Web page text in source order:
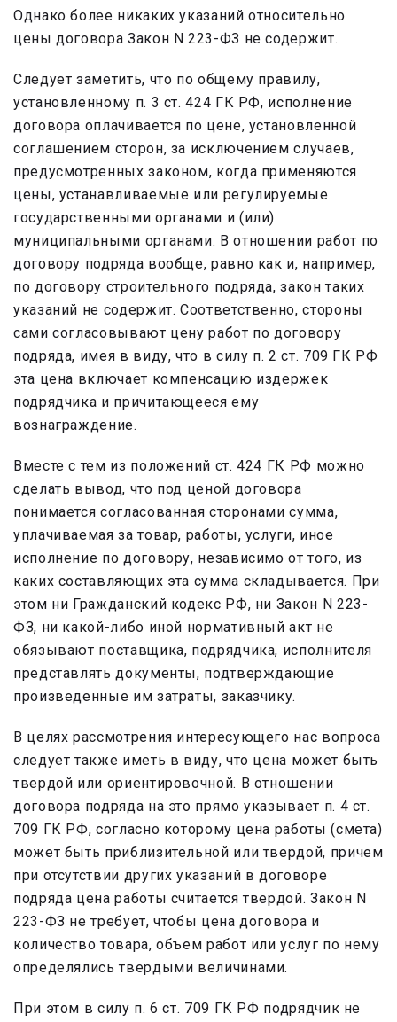
Однако более никаких указаний относительно
цены договора Закон N 223-ФЗ не содержит.
Следует заметить, что по общему правилу,
установленному п. 3 ст. 424 ГК РФ, исполнение
договора оплачивается по цене, установленной
соглашением сторон, за исключением случаев,
предусмотренных законом, когда применяются
цены, устанавливаемые или регулируемые
государственными органами и (или)
муниципальными органами. В отношении работ по
договору подряда вообще, равно как и, например,
по договору строительного подряда, закон таких
указаний не содержит. Соответственно, стороны
сами согласовывают цену работ по договору
подряда, имея в виду, что в силу п. 2 ст. 709 ГК РФ
эта цена включает компенсацию издержек
подрядчика и причитающееся ему
вознаграждение.
Вместе с тем из положений ст. 424 ГК РФ можно
сделать вывод, что под ценой договора
понимается согласованная сторонами сумма,
уплачиваемая за товар, работы, услуги, иное
исполнение по договору, независимо от того, из
каких составляющих эта сумма складывается. При
этом ни Гражданский кодекс РФ, ни Закон N 223-
ФЗ, ни какой-либо иной нормативный акт не
обязывают поставщика, подрядчика, исполнителя
представлять документы, подтверждающие
произведенные им затраты, заказчику.
В целях рассмотрения интересующего нас вопроса
следует также иметь в виду, что цена может быть
твердой или ориентировочной. В отношении
договора подряда на это прямо указывает п. 4 ст.
709 ГК РФ, согласно которому цена работы (смета)
может быть приблизительной или твердой, причем
при отсутствии других указаний в договоре
подряда цена работы считается твердой. Закон N
223-ФЗ не требует, чтобы цена договора и
количество товара, объем работ или услуг по нему
определялись твердыми величинами.
При этом в силу п. 6 ст. 709 ГК РФ подрядчик не